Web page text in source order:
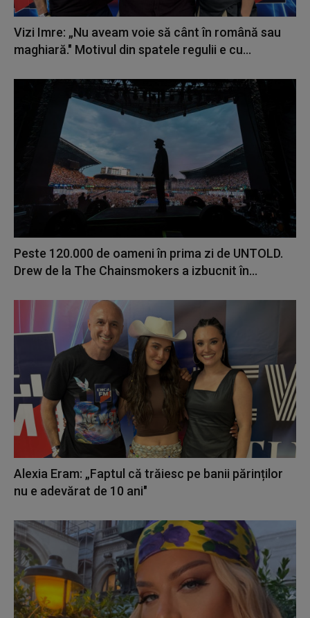
Vizi Imre: „Nu aveam voie să cânt în română sau
maghiară." Motivul din spatele regulii e cu...
Peste 120.000 de oameni în prima zi de UNTOLD.
Drew de la The Chainsmokers a izbucnit în...
Alexia Eram: „Faptul că trăiesc pe banii părinților
nu e adevărat de 10 ani"